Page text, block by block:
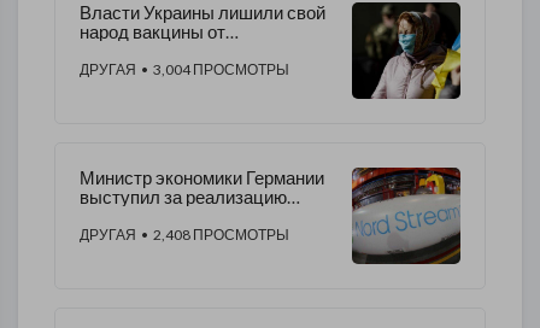
Власти Украины лишили свой
народ вакцины от
ДРУГАЯ • 3,004 ПРОСМОТРЫ
Министр экономики Германии
выступил за реализацию
ДРУГАЯ • 2,408 ПРОСМОТРЫ